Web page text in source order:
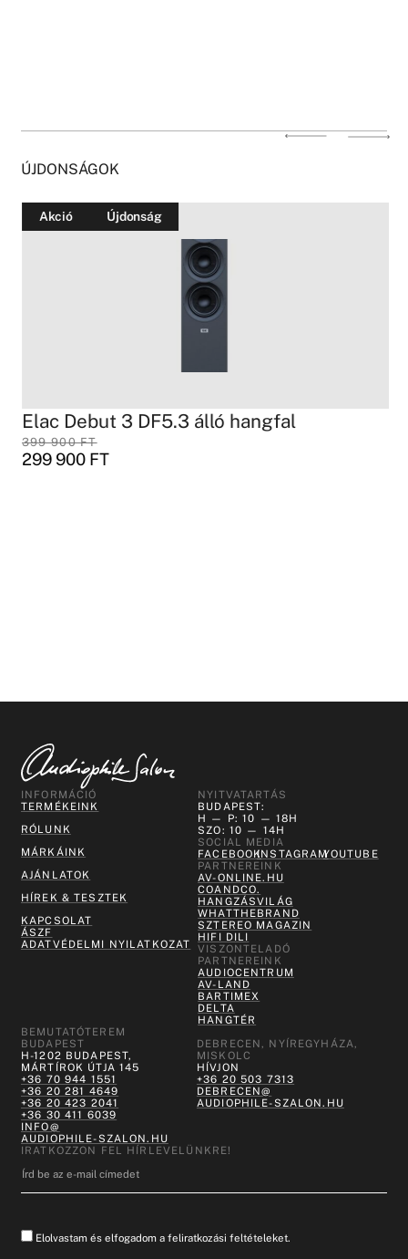
ÚJDONSÁGOK
Akció Újdonság
Elac Debut 3 DF5.3 álló hangfal
399 900FT
299 900 FT
INFORMÁCIÓ
TERMÉKEINK
RÓLUNK
MÁRKÁINK
AJÁNLATOK
HÍREK & TESZTEK
KAPCSOLAT
ÁSZF
ADATVÉDELMI NYILATKOZAT
NYITVATARTÁS
BUDAPEST:
H — P: 10 — 18H
SZO: 10 — 14H
SOCIAL MEDIA
FACEBOOKINSTAGRAMYOUTUBE
PARTNEREINK
AV-ONLINE.HU
COANDCO.
HANGZÁSVILÁG
WHATTHEBRAND
SZTEREO MAGAZIN
HIFI DILI
VISZONTELADÓ
PARTNEREINK
AUDIOCENTRUM
AV-LAND
BARTIMEX
DELTA
HANGTÉR
BEMUTATÓTEREM
BUDAPEST
H-1202 BUDAPEST,
MÁRTÍROK ÚTJA 145
+36 70 944 1551
+36 20 281 4649
+36 20 423 2041
+36 30 411 6039
INFO@
AUDIOPHILE-SZALON.HU
DEBRECEN, NYÍREGYHÁZA,
MISKOLC
HÍVJON
+36 20 503 7313
DEBRECEN@
AUDIOPHILE-SZALON.HU
IRATKOZZON FEL HÍRLEVELÜNKRE!
Elolvastam és elfogadom a feliratkozási feltételeket.